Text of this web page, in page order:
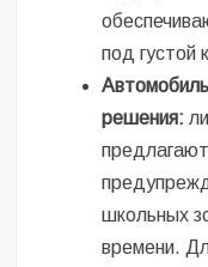
под густой
решения:
школьных
времени.